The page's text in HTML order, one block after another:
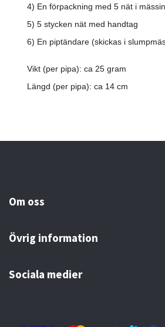
4) En förpackning med 5 nät i
5) 5 stycken nät med handtag
6) En piptändare (skickas i
Vikt (per pipa): ca 25 gram
Längd (per pipa): ca 14 cm
Om oss
Övrig information
Sociala medier